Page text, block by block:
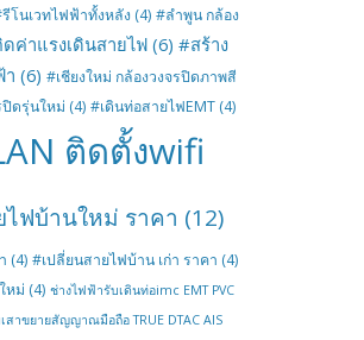
โนเวทไฟฟ้าทั้งหลัง (4) #ลำพูน กล้อง
ค่าแรงเดินสายไฟ(6) #สร้าง
า (6) #เชียงใหม่ กล้องวงจรปิดภาพสี
ปิดรุ่นใหม่ (4) #เดินท่อสายไฟEMT (4)
ติดตั้งwifi
ไฟบ้านใหม่ ราคา (12)
(4) #เปลี่ยนสายไฟบ้าน เก่า ราคา (4)
หม่ (4) ช่างไฟฟ้ารับเดินท่อimc EMT PVC
าขยายสัญญาณมือถือ TRUE DTAC AIS